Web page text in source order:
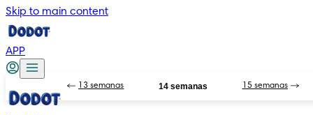
Skip to main content
APP
13 semanas 14 semanas 15 semanas